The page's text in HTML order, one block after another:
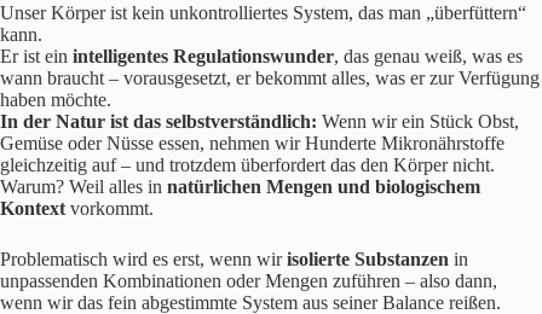
Unser Körper ist kein unkontrolliertes System, das man „überfüttern“
kann.
Er ist ein intelligentes Regulationswunder, das genau weiß, was es
wann braucht – vorausgesetzt, er bekommt alles, was er zur Verfügung
haben möchte.
In der Natur ist das selbstverständlich: Wenn wir ein Stück Obst,
Gemüse oder Nüsse essen, nehmen wir Hunderte Mikronährstoffe
gleichzeitig auf – und trotzdem überfordert das den Körper nicht.
Warum? Weil alles in natürlichen Mengen und biologischem
Kontext vorkommt.
Problematisch wird es erst, wenn wirisolierte Substanzen in
unpassenden Kombinationen oder Mengen zuführen – also dann,
wenn wir das fein abgestimmte System aus seiner Balance reißen.